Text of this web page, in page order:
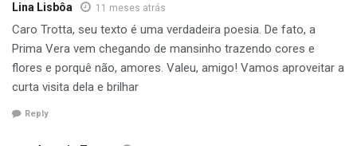
Lina Lisbôa 11 meses atrás
Caro Trotta, seu texto é uma verdadeira poesia. De fato, a
Prima Vera vem chegando de mansinho trazendo cores e
flores e porquê não, amores. Valeu, amigo! Vamos aproveitar a
curta visita dela e brilhar
Reply